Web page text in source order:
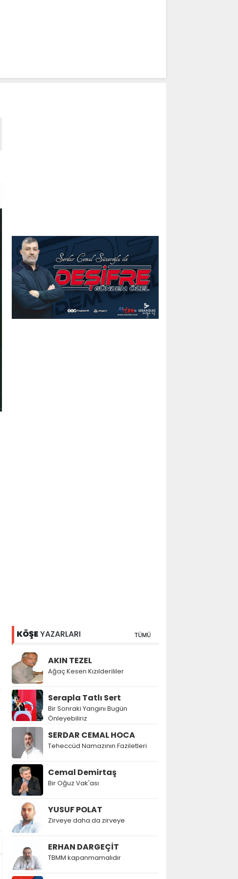
KÖŞEYAZARLARI TÜMÜ
AKIN TEZEL
Ağaç Kesen Kızılderililer
Serapla Tatlı Sert
Bir Sonraki Yangını Bugün
Önleyebiliriz
SERDAR CEMAL HOCA
Teheccüd Namazının Faziletleri
Cemal Demirtaş
Bir Oğuz Vak'ası
YUSUF POLAT
Zirveye daha da zirveye
ERHAN DARGEÇİT
TBMM kapanmamalıdır